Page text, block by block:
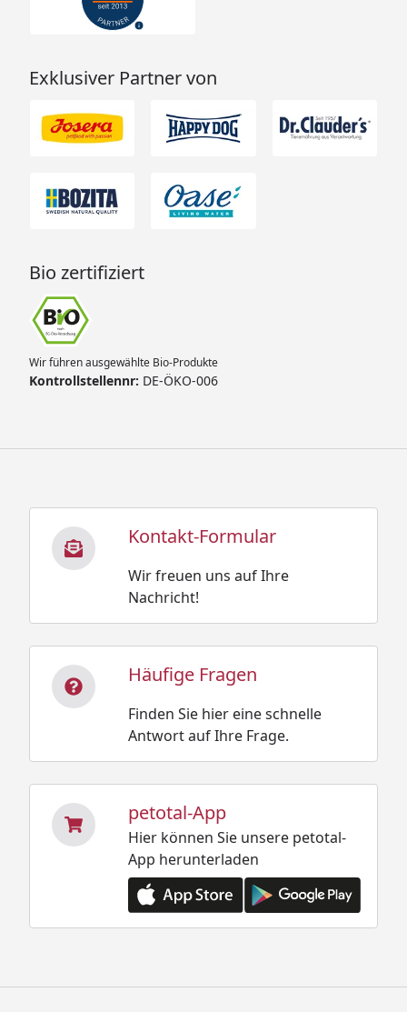
Exklusiver Partner von
Bio zertifiziert
Wir führen ausgewählte Bio-Produkte
Kontrollstellennr: DE-ÖKO-006
Kontakt-Formular
Wir freuen uns auf Ihre
Nachricht!
Häufige Fragen
Finden Sie hier eine schnelle
Antwort auf Ihre Frage.
petotal-App
Hier können Sie unsere petotal-
App herunterladen